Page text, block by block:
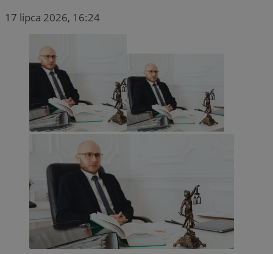
17 lipca 2026, 16:24